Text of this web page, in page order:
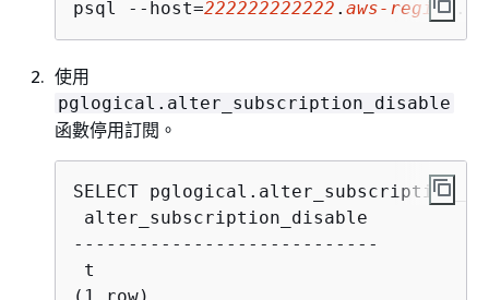
psql --host=222222222222 . aws-region
使用
pglogical.alter_subscription_disable
函數停用訂閱。
alter_subscription_disable
----------------------------
t
(1 row)